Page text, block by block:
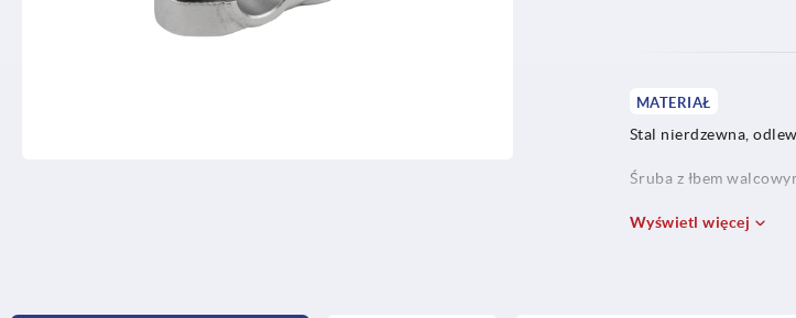
MATERIAŁ
Stal nierdzewna,
Śruba z łbem
Od Ø30 mm śruba z
Wyświetl więcej